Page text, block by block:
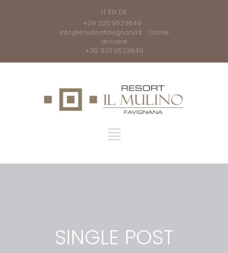
IT EN DE
+39 320.9523649
info@ilmulinofavignana.it
Come
arrivare
+39 320.9523649
SINGLE POST